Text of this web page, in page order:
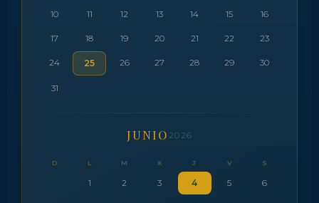
10 11 12 13 14 15 16
17 18 19 20 21 22 23
24 25 26 27 28 29 30
31
JUNIO 2026
D L M X J V S
1 2 3 4 5 6